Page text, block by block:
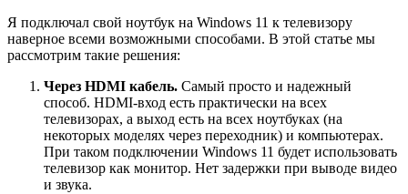
Я подключал свой ноутбук на Windows 11 к телевизору
наверное всеми возможными способами. В этой статье мы
рассмотрим такие решения:
Через HDMI кабель. Самый просто и надежный
способ. HDMI-вход есть практически на всех
телевизорах, а выход есть на всех ноутбуках (на
некоторых моделях через переходник) и компьютерах.
При таком подключении Windows 11 будет использовать
телевизор как монитор. Нет задержки при выводе видео
и звука.